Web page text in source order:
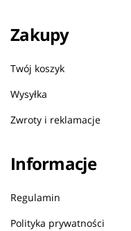
Zakupy
Twój koszyk
Wysyłka
Zwroty i reklamacje
Informacje
Regulamin
Polityka prywatności